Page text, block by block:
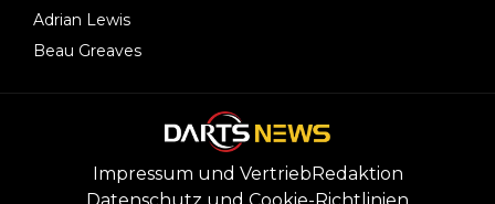
Adrian Lewis
Beau Greaves
Impressum und VertriebRedaktion